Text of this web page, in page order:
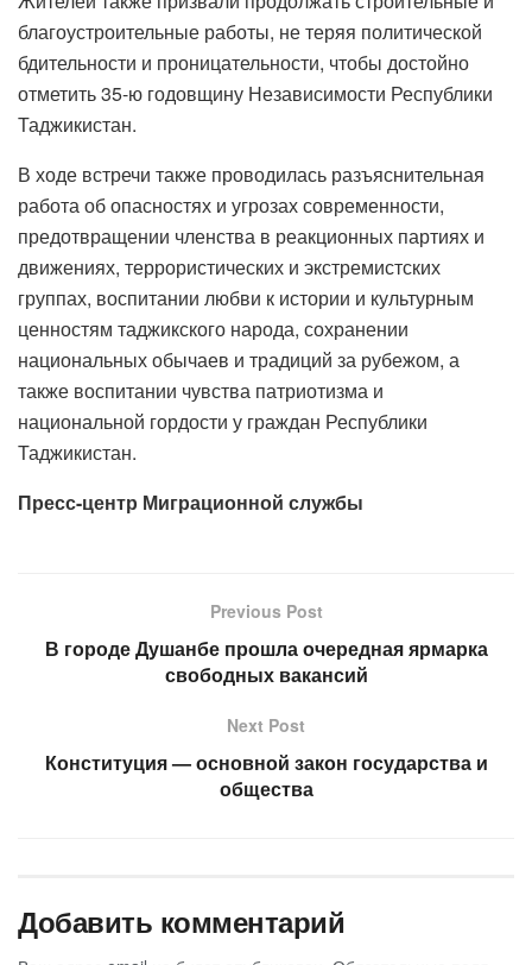
благоустроительные работы, не теряя политической
бдительности и проницательности, чтобы достойно
отметить 35-ю годовщину Независимости Республики
Таджикистан.
В ходе встречи также проводилась разъяснительная
работа об опасностях и угрозах современности,
предотвращении членства в реакционных партиях и
движениях, террористических и экстремистских
группах, воспитании любви к истории и культурным
ценностям таджикского народа, сохранении
национальных обычаев и традиций за рубежом, а
также воспитании чувства патриотизма и
национальной гордости у граждан Республики
Таджикистан.
Пресс-центр Миграционной службы
Previous Post
В городе Душанбе прошла очередная ярмарка
свободных вакансий
Next Post
Конституция — основной закон государства и
общества
Добавить комментарий